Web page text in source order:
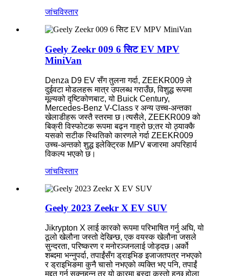
जांचविस्तार
Geely Zeekr 009 6 सिट EV MPV
MiniVan
Denza D9 EV सँग तुलना गर्दा, ZEEKR009 ले
दुईवटा मोडलहरू मात्र उपलब्ध गराउँछ, विशुद्ध रूपमा
मूल्यको दृष्टिकोणबाट, यो Buick Century,
Mercedes-Benz V-Class र अन्य उच्च-अन्तका
खेलाडीहरू जस्तै स्तरमा छ।त्यसैले, ZEEKR009 को
बिक्री विस्फोटक रूपमा बढ्न गाह्रो छ;तर यो ठ्याक्कै
यसको सटीक स्थितिको कारणले गर्दा ZEEKR009
उच्च-अन्तको शुद्ध इलेक्ट्रिक MPV बजारमा अपरिहार्य
विकल्प भएको छ।
जांचविस्तार
Geely 2023 Zeekr X EV SUV
Jikrypton X लाई कारको रूपमा परिभाषित गर्नु अघि, यो
ठूलो खेलौना जस्तो देखिन्छ, एक वयस्क खेलौना जसले
सुन्दरता, परिष्करण र मनोरञ्जनलाई जोड्दछ।अर्को
शब्दमा भन्नुपर्दा, तपाईंसँग ड्राइभिङ इजाजतपत्र नभएको
र ड्राइभिङमा कुनै चासो नभएको व्यक्ति भए पनि, तपाईं
मद्दत गर्न सक्नुहुन्न तर यो कारमा बस्दा कस्तो हुन्छ होला